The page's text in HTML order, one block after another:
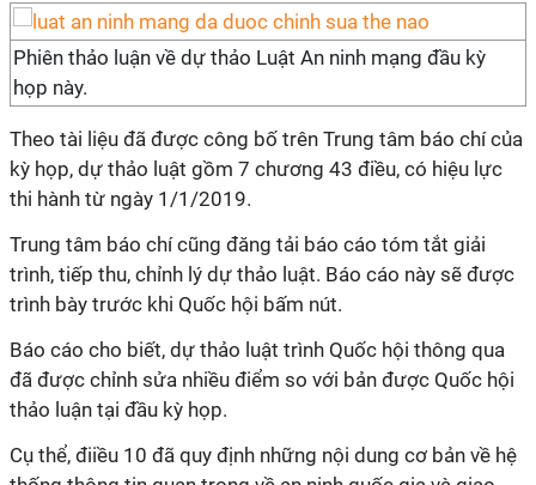
Phiên thảo luận về dự thảo Luật An ninh mạng đầu kỳ
họp này.
Theo tài liệu đã được công bố trên Trung tâm báo chí của
kỳ họp, dự thảo luật gồm 7 chương 43 điều, có hiệu lực
thi hành từ ngày 1/1/2019.
Trung tâm báo chí cũng đăng tải báo cáo tóm tắt giải
trình, tiếp thu, chỉnh lý dự thảo luật. Báo cáo này sẽ được
trình bày trước khi Quốc hội bấm nút.
Báo cáo cho biết, dự thảo luật trình Quốc hội thông qua
đã được chỉnh sửa nhiều điểm so với bản được Quốc hội
thảo luận tại đầu kỳ họp.
Cụ thể, điiều 10 đã quy định những nội dung cơ bản về hệ